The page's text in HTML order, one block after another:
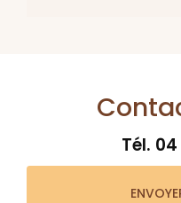
Tél. 04